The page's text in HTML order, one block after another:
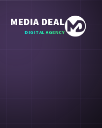
MEDIA DEAL
DIGITAL AGENCY